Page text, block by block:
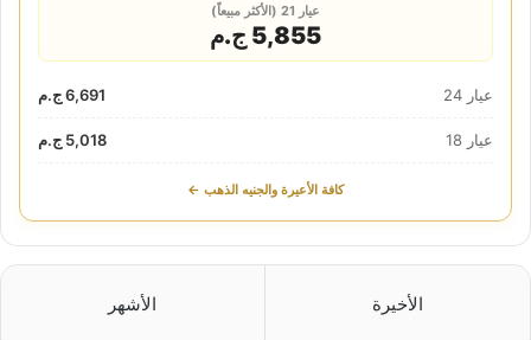
عيار 21 (الأكثر مبيعاً)
5,855 ج.م
عيار 24 6,691 ج.م
عيار 18 5,018 ج.م
كافة الأعيرة والجنيه الذهب ←
الأخيرة الأشهر